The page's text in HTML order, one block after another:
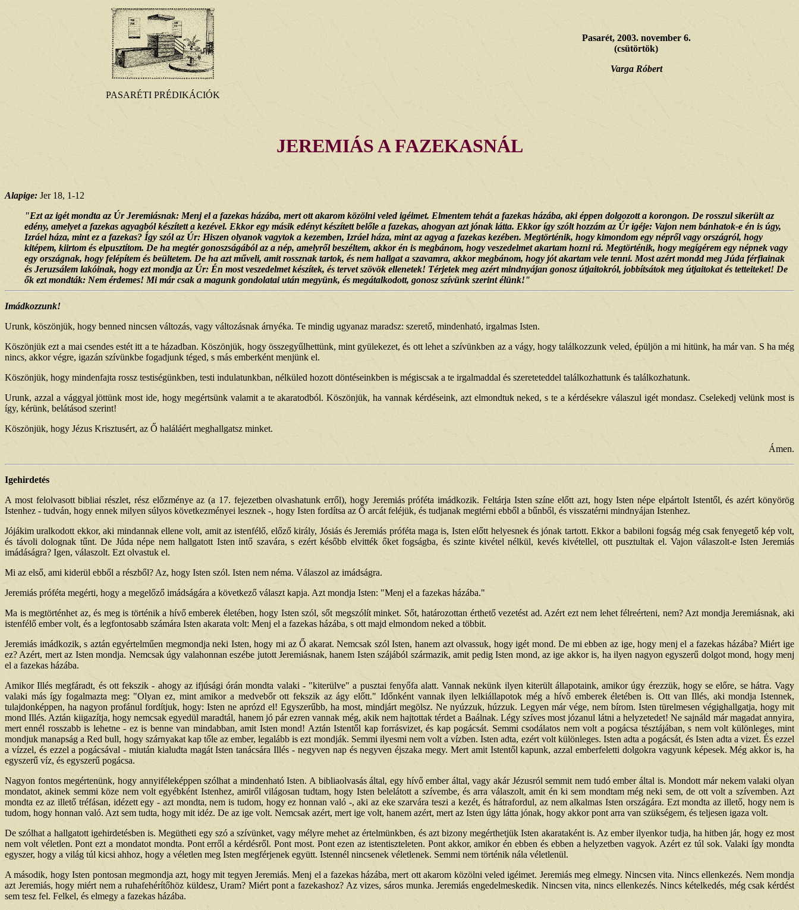
PASARÉTI PRÉDIKÁCIÓK
Pasarét, 2003. november 6.
(csütörtök)
Varga Róbert
JEREMIÁS A FAZEKASNÁL
Alapige: Jer 18, 1-12
"Ezt az igét mondta az Úr Jeremiásnak: Menj el a fazekas házába, mert ott akarom közölni veled igéimet. Elmentem tehát a fazekas házába, aki éppen dolgozott a korongon. De rosszul sikerült az
edény, amelyet a fazekas agyagból készített a kezével. Ekkor egy másik edényt készített belőle a fazekas, ahogyan azt jónak látta. Ekkor így szólt hozzám az Úr igéje: Vajon nem bánhatok-e én is úgy,
Izráel háza, mint ez a fazekas? Így szól az Úr: Hiszen olyanok vagytok a kezemben, Izráel háza, mint az agyag a fazekas kezében. Megtörténik, hogy kimondom egy népről vagy országról, hogy
kitépem, kiirtom és elpusztítom. De ha megtér gonoszságából az a nép, amelyről beszéltem, akkor én is megbánom, hogy veszedelmet akartam hozni rá. Megtörténik, hogy megígérem egy népnek vagy
egy országnak, hogy felépítem és beültetem. De ha azt műveli, amit rossznak tartok, és nem hallgat a szavamra, akkor megbánom, hogy jót akartam vele tenni. Most azért mondd meg Júda férfiainak
és Jeruzsálem lakóinak, hogy ezt mondja az Úr: Én most veszedelmet készítek, és tervet szövök ellenetek! Térjetek meg azért mindnyájan gonosz útjaitokról, jobbítsátok meg útjaitokat és tetteiteket! De
ők ezt mondták: Nem érdemes! Mi már csak a magunk gondolatai után megyünk, és megátalkodott, gonosz szívünk szerint élünk!"
Imádkozzunk!
Urunk, köszönjük, hogy benned nincsen változás, vagy változásnak árnyéka. Te mindig ugyanaz maradsz: szerető, mindenható, irgalmas Isten.
Köszönjük ezt a mai csendes estét itt a te házadban. Köszönjük, hogy összegyűlhettünk, mint gyülekezet, és ott lehet a szívünkben az a vágy, hogy találkozzunk veled, épüljön a mi hitünk, ha már van. S ha még
nincs, akkor végre, igazán szívünkbe fogadjunk téged, s más emberként menjünk el.
Köszönjük, hogy mindenfajta rossz testiségünkben, testi indulatunkban, nélküled hozott döntéseinkben is mégiscsak a te irgalmaddal és szereteteddel találkozhattunk és találkozhatunk.
Urunk, azzal a vággyal jöttünk most ide, hogy megértsünk valamit a te akaratodból. Köszönjük, ha vannak kérdéseink, azt elmondtuk neked, s te a kérdésekre válaszul igét mondasz. Cselekedj velünk most is
így, kérünk, belátásod szerint!
Köszönjük, hogy Jézus Krisztusért, az Ő haláláért meghallgatsz minket.
Ámen.
Igehirdetés
A most felolvasott bibliai részlet, rész előzménye az (a 17. fejezetben olvashatunk erről), hogy Jeremiás próféta imádkozik. Feltárja Isten színe előtt azt, hogy Isten népe elpártolt Istentől, és azért könyörög
Istenhez - tudván, hogy ennek milyen súlyos következményei lesznek -, hogy Isten fordítsa az Ő arcát feléjük, és tudjanak megtérni ebből a bűnből, és visszatérni mindnyájan Istenhez.
Jójákim uralkodott ekkor, aki mindannak ellene volt, amit az istenfélő, előző király, Jósiás és Jeremiás próféta maga is, Isten előtt helyesnek és jónak tartott. Ekkor a babiloni fogság még csak fenyegető kép volt,
és távoli dolognak tűnt. De Júda népe nem hallgatott Isten intő szavára, s ezért később elvitték őket fogságba, és szinte kivétel nélkül, kevés kivétellel, ott pusztultak el. Vajon válaszolt-e Isten Jeremiás
imádáságra? Igen, válaszolt. Ezt olvastuk el.
Mi az első, ami kiderül ebből a részből? Az, hogy Isten szól. Isten nem néma. Válaszol az imádságra.
Jeremiás próféta megérti, hogy a megelőző imádságára a következő választ kapja. Azt mondja Isten: "Menj el a fazekas házába."
Ma is megtörténhet az, és meg is történik a hívő emberek életében, hogy Isten szól, sőt megszólít minket. Sőt, határozottan érthető vezetést ad. Azért ezt nem lehet félreérteni, nem? Azt mondja Jeremiásnak, aki
istenfélő ember volt, és a legfontosabb számára Isten akarata volt: Menj el a fazekas házába, s ott majd elmondom neked a többit.
Jeremiás imádkozik, s aztán egyértelműen megmondja neki Isten, hogy mi az Ő akarat. Nemcsak szól Isten, hanem azt olvassuk, hogy igét mond. De mi ebben az ige, hogy menj el a fazekas házába? Miért ige
ez? Azért, mert az Isten mondja. Nemcsak úgy valahonnan eszébe jutott Jeremiásnak, hanem Isten szájából származik, amit pedig Isten mond, az ige akkor is, ha ilyen nagyon egyszerű dolgot mond, hogy menj
el a fazekas házába.
Amikor Illés megfáradt, és ott fekszik - ahogy az ifjúsági órán mondta valaki - "kiterülve" a pusztai fenyőfa alatt. Vannak nekünk ilyen kiterült állapotaink, amikor úgy érezzük, hogy se előre, se hátra. Vagy
valaki más így fogalmazta meg: "Olyan ez, mint amikor a medvebőr ott fekszik az ágy előtt." Időnként vannak ilyen lelkiállapotok még a hívő emberek életében is. Ott van Illés, aki mondja Istennek,
tulajdonképpen, ha nagyon profánul fordítjuk, hogy: Isten ne aprózd el! Egyszerűbb, ha most, mindjárt megölsz. Ne nyúzzuk, húzzuk. Legyen már vége, nem bírom. Isten türelmesen végighallgatja, hogy mit
mond Illés. Aztán kiigazítja, hogy nemcsak egyedül maradtál, hanem jó pár ezren vannak még, akik nem hajtottak térdet a Baálnak. Légy szíves most józanul látni a helyzetedet! Ne sajnáld már magadat annyira,
mert ennél rosszabb is lehetne - ez is benne van mindabban, amit Isten mond! Aztán Istentől kap forrásvizet, és kap pogácsát. Semmi csodálatos nem volt a pogácsa tésztájában, s nem volt különleges, mint
mondjuk manapság a Red bull, hogy szárnyakat kap tőle az ember, legalább is ezt mondják. Semmi ilyesmi nem volt a vízben. Isten adta, ezért volt különleges. Isten adta a pogácsát, és Isten adta a vizet. És ezzel
a vízzel, és ezzel a pogácsával - miután kialudta magát Isten tanácsára Illés - negyven nap és negyven éjszaka megy. Mert amit Istentől kapunk, azzal emberfeletti dolgokra vagyunk képesek. Még akkor is, ha
egyszerű víz, és egyszerű pogácsa.
Nagyon fontos megértenünk, hogy annyiféleképpen szólhat a mindenható Isten. A bibliaolvasás által, egy hívő ember által, vagy akár Jézusról semmit nem tudó ember által is. Mondott már nekem valaki olyan
mondatot, akinek semmi köze nem volt egyébként Istenhez, amiről világosan tudtam, hogy Isten belelátott a szívembe, és arra válaszolt, amit én ki sem mondtam még neki sem, de ott volt a szívemben. Azt
mondta ez az illető tréfásan, idézett egy - azt mondta, nem is tudom, hogy ez honnan való -, aki az eke szarvára teszi a kezét, és hátrafordul, az nem alkalmas Isten országára. Ezt mondta az illető, hogy nem is
tudom, hogy honnan való. Azt sem tudta, hogy mit idéz. De az ige volt. Nemcsak azért, mert ige volt, hanem azért, mert az Isten úgy látta jónak, hogy akkor pont arra van szükségem, és teljesen igaza volt.
De szólhat a hallgatott igehirdetésben is. Megütheti egy szó a szívünket, vagy mélyre mehet az értelmünkben, és azt bizony megérthetjük Isten akarataként is. Az ember ilyenkor tudja, ha hitben jár, hogy ez most
nem volt véletlen. Pont ezt a mondatot mondta. Pont erről a kérdésről. Pont most. Pont ezen az istentiszteleten. Pont akkor, amikor én ebben és ebben a helyzetben vagyok. Azért ez túl sok. Valaki így mondta
egyszer, hogy a világ túl kicsi ahhoz, hogy a véletlen meg Isten megférjenek együtt. Istennél nincsenek véletlenek. Semmi nem történik nála véletlenül.
A második, hogy Isten pontosan megmondja azt, hogy mit tegyen Jeremiás. Menj el a fazekas házába, mert ott akarom közölni veled igéimet. Jeremiás meg elmegy. Nincsen vita. Nincs ellenkezés. Nem mondja
azt Jeremiás, hogy miért nem a ruhafehérítőhöz küldesz, Uram? Miért pont a fazekashoz? Az vizes, sáros munka. Jeremiás engedelmeskedik. Nincsen vita, nincs ellenkezés. Nincs kételkedés, még csak kérdést
sem tesz fel. Felkel, és elmegy a fazekas házába.